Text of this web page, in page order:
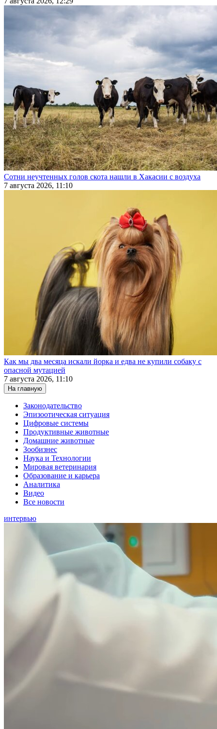
Сотни неучтенных голов скота нашли в Хакасии с воздуха
7 августа 2026, 11:10
Как мы два месяца искали йорка и едва не купили собаку с
опасной мутацией
7 августа 2026, 11:10
На главную
Законодательство
Эпизоотическая ситуация
Цифровые системы
Продуктивные животные
Домашние животные
Зообизнес
Наука и Технологии
Мировая ветеринария
Образование и карьера
Аналитика
Видео
Все новости
интервью